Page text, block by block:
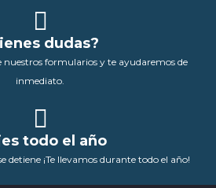
dudas?
nuestros formularios y te ayudaremos de
inmediato.
todo el año
detiene ¡Te llevamos durante todo el año!